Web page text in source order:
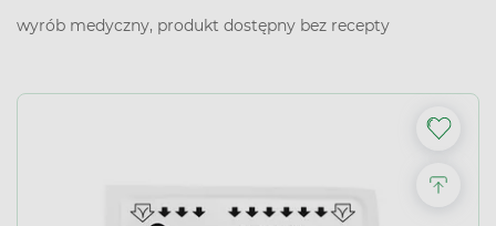
wyrób medyczny, produkt dostępny bez recepty